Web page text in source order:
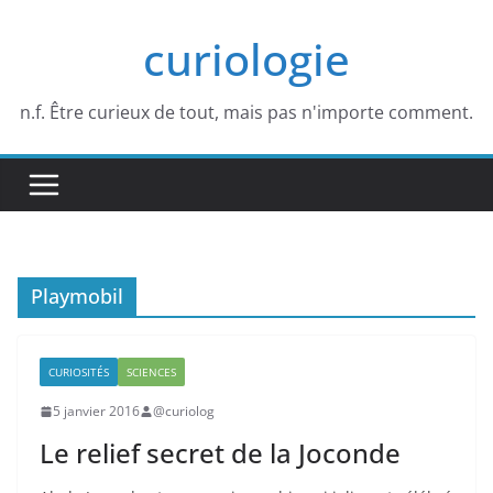
curiologie
n.f. Être curieux de tout, mais pas n'importe comment.
Playmobil
CURIOSITÉS SCIENCES
5 janvier 2016 @curiolog
Le relief secret de la Joconde